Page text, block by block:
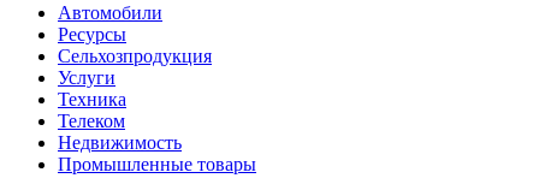
Автомобили
Ресурсы
Сельхозпродукция
Услуги
Техника
Телеком
Недвижимость
Промышленные товары